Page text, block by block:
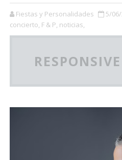
Fiestas y Personalidades 5/06/
concierto, F & P, noticias,